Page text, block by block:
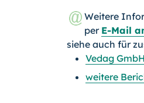
Weitere
per E-Mail
siehe auch für
Vedag GmbH
weitere